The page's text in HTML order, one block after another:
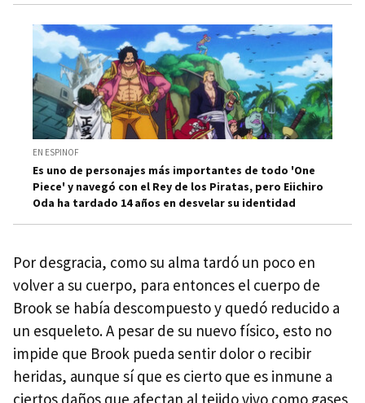
EN ESPINOF
Es uno de personajes más importantes de todo 'One
Piece' y navegó con el Rey de los Piratas, pero Eiichiro
Oda ha tardado 14 años en desvelar su identidad
Por desgracia, como su alma tardó un poco en
volver a su cuerpo, para entonces el cuerpo de
Brook se había descompuesto y quedó reducido a
un esqueleto. A pesar de su nuevo físico, esto no
impide que Brook pueda sentir dolor o recibir
heridas, aunque sí que es cierto que es inmune a
ciertos daños que afectan al tejido vivo como gases